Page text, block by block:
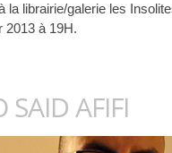
la librairie/galerie les
2013 à 19H.
SAID AFIFI